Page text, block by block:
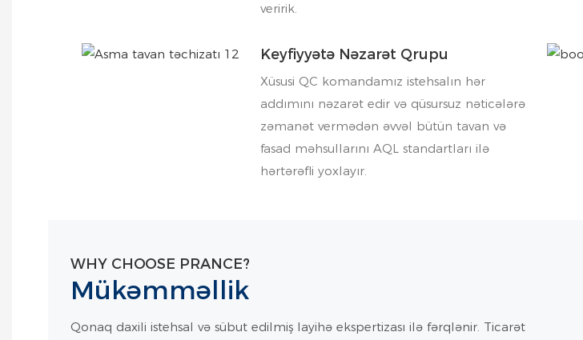
veririk.
Keyfiyyətə Nəzarət Qrupu
Xüsusi QC komandamız istehsalın hər
addımını nəzarət edir və qüsursuz nəticələrə
zəmanət vermədən əvvəl bütün tavan və
fasad məhsullarını AQL standartları ilə
hərtərəfli yoxlayır.
WHY CHOOSE PRANCE?
Mükəmməllik
Qonaq daxili istehsal və sübut edilmiş layihə ekspertizası ilə fərqlənir. Ticarət